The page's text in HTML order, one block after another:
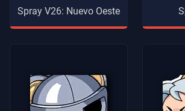
Spray V26: Nuevo Oeste